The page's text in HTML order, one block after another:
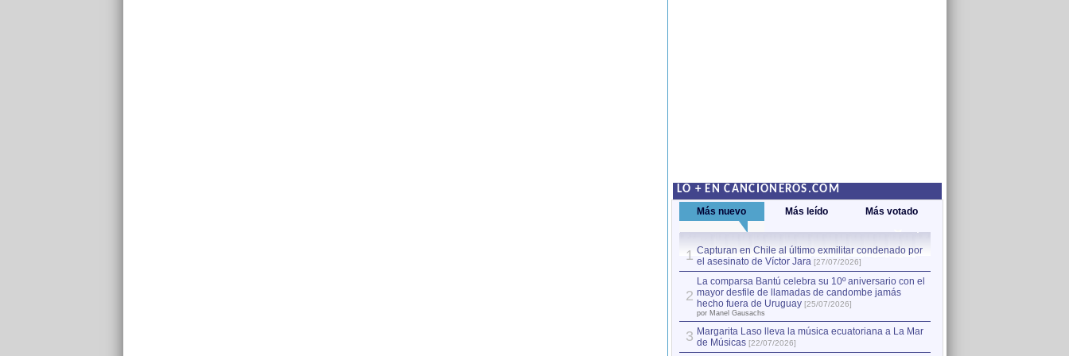
LO + EN CANCIONEROS.COM
Más nuevo Más leído Más votado
1 Capturan en Chile al último exmilitar condenado por
el asesinato de Víctor Jara [27/07/2026]
2
La comparsa Bantú celebra su 10º aniversario con el
mayor desfile de llamadas de candombe jamás
hecho fuera de Uruguay [25/07/2026]
por Manel Gausachs
3 Margarita Laso lleva la música ecuatoriana a La Mar
de Músicas [22/07/2026]